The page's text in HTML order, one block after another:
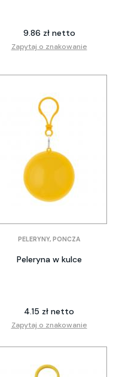
9.86 zł netto
Zapytaj o znakowanie
PELERYNY, PONCZA
Peleryna w kulce
4.15 zł netto
Zapytaj o znakowanie